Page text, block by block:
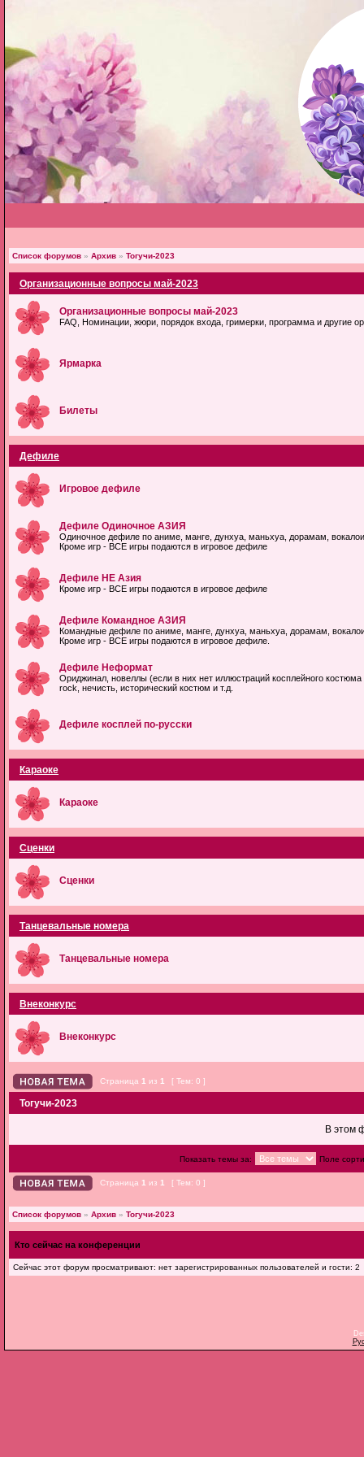
Список форумов » Архив » Тогучи-2023
Организационные вопросы май-2023
Организационные вопросы май-2023
FAQ, Номинации, жюри, порядок входа, гримерки, программа и другие
Ярмарка
Билеты
Дефиле
Игровое дефиле
Дефиле Одиночное АЗИЯ
Одиночное дефиле по аниме, манге, дунхуа, маньхуа, дорамам,
Кроме игр - ВСЕ игры подаются в игровое дефиле
Дефиле НЕ Азия
Кроме игр - ВСЕ игры подаются в игровое дефиле
Дефиле Командное АЗИЯ
Командные дефиле по аниме, манге, дунхуа, маньхуа, дорамам,
Кроме игр - ВСЕ игры подаются в игровое дефиле.
Дефиле Неформат
Ориджинал, новеллы (если в них нет иллюстраций косплейного
rock, нечисть, исторический костюм и т.д.
Дефиле косплей по-русски
Караоке
Караоке
Сценки
Сценки
Танцевальные номера
Танцевальные номера
Внеконкурс
Внеконкурс
Страница 1 из 1 [ Тем: 0 ]
Тогучи-2023
В этом
Показать темы за: Поле
Страница 1 из 1 [ Тем: 0 ]
Список форумов » Архив » Тогучи-2023
Кто сейчас на конференции
Сейчас этот форум просматривают: нет зарегистрированных пользователей и гости: 2